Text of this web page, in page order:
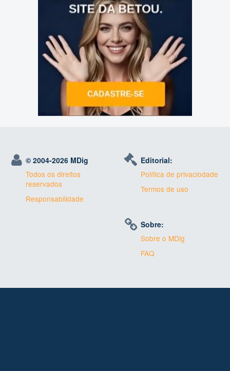
© 2004-2026 MDig
Todos os direitos
reservados
Responsabilidade
Editorial:
Política de privaciodade
Termos de uso
Sobre:
Sobre o MDig
FAQ